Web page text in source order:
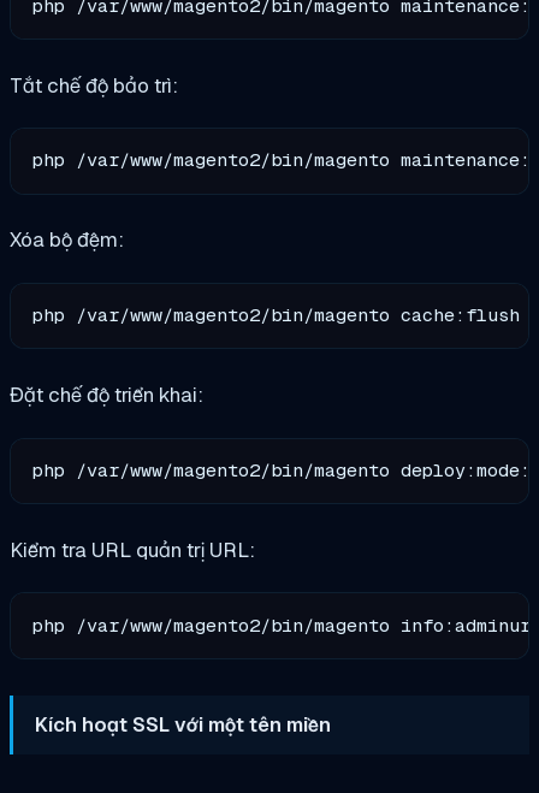
Tắt chế độ bảo trì:
Xóa bộ đệm:
Đặt chế độ triển khai:
Kiểm tra URL quản trị URL:
Kích hoạt SSL với một tên miền